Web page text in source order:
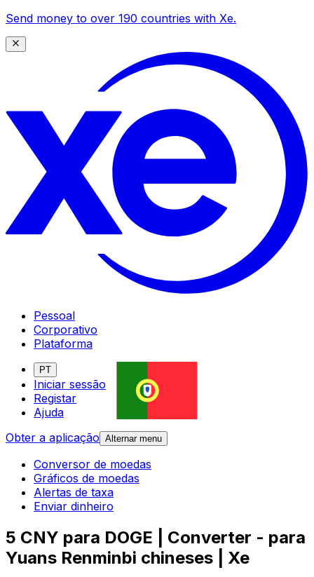
Send money to over 190 countries with Xe.
Pessoal
Corporativo
Plataforma
PT
Iniciar sessão
Registar
Ajuda
Obter a aplicação Alternar menu
Conversor de moedas
Gráficos de moedas
Alertas de taxa
Enviar dinheiro
5 CNY para DOGE | Converter - para
Yuans Renminbi chineses | Xe